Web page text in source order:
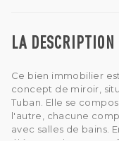
LA DESCRIPTION
Ce bien immobilier
concept de miroir,
Tuban. Elle se
l'autre, chacune
avec salles de bains.